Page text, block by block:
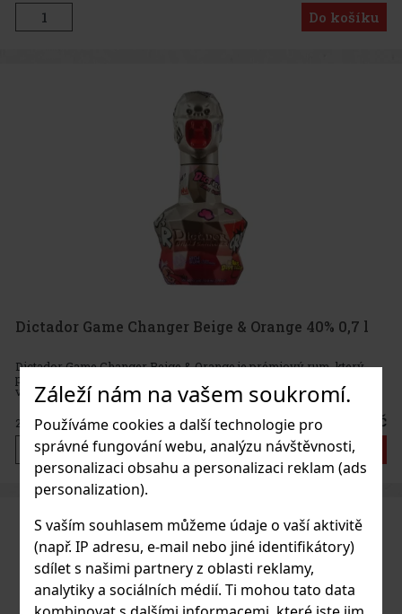
Záleží nám na vašem soukromí.
Používáme cookies a další technologie pro
správné fungování webu, analýzu návštěvnosti,
personalizaci obsahu a personalizaci reklam (ads
personalization).
S vaším souhlasem můžeme údaje o vaší aktivitě
(např. IP adresu, e-mail nebo jiné identifikátory)
sdílet s našimi partnery z oblasti reklamy,
analytiky a sociálních médií. Ti mohou tato data
Do košíku
Dictador Game Changer Beige & Orange 40% 0,7 l
Dictador Game Changer Beige & Orange je prémiový rum, který
propojuje svět luxusních destilátů s moderním uměním. Tato
výrazná edice vznikla ve spolupráci s francouzským
umělcem Richardem Orlinskim, jehož rukopis se promítá do
ikonické lahve Dict
2 665Kč bez DPH 3 225 Kč
Do košíku